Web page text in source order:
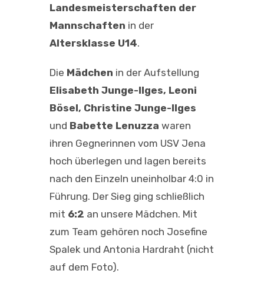
Landesmeisterschaften der
Mannschaften in der
Altersklasse U14.
Die Mädchen in der Aufstellung
Elisabeth Junge-Ilges, Leoni
Bösel, Christine Junge-Ilges
und Babette Lenuzza waren
ihren Gegnerinnen vom USV Jena
hoch überlegen und lagen bereits
nach den Einzeln uneinholbar 4:0 in
Führung. Der Sieg ging schließlich
mit 6:2 an unsere Mädchen. Mit
zum Team gehören noch Josefine
Spalek und Antonia Hardraht (nicht
auf dem Foto).